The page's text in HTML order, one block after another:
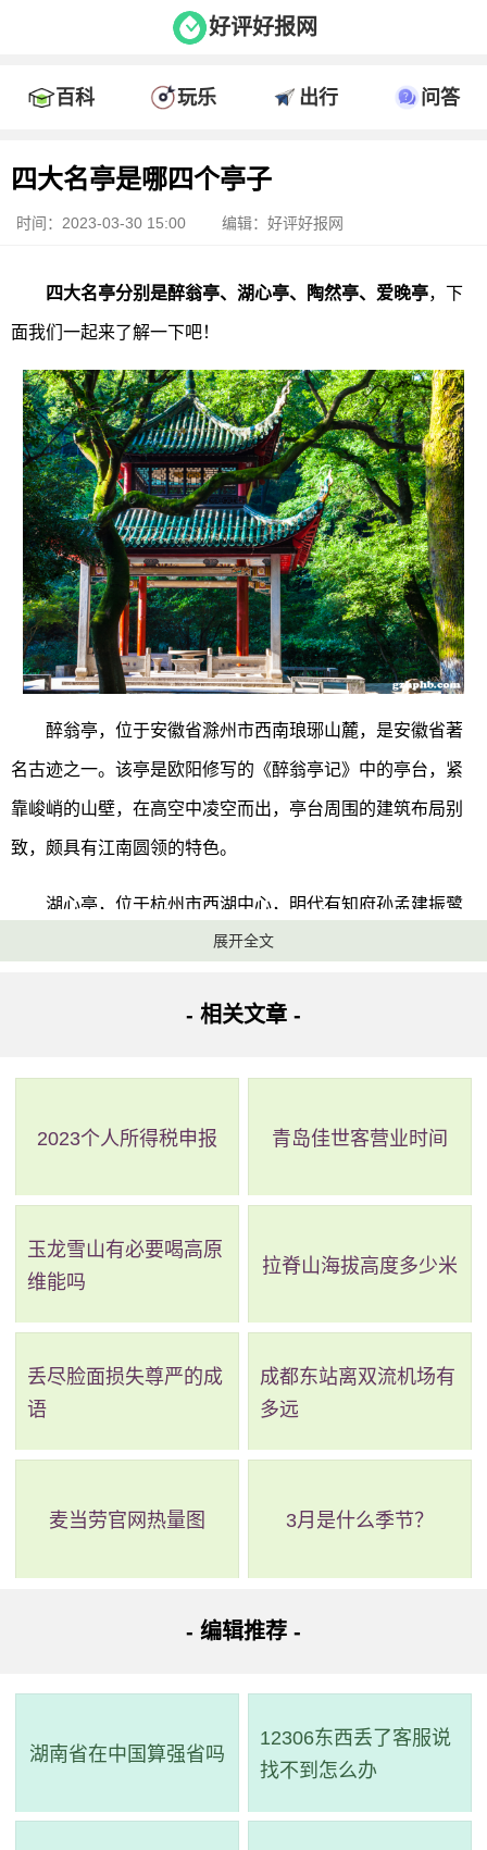
好评好报网
百科 玩乐 出行 问答
四大名亭是哪四个亭子
时间：2023-03-30 15:00 编辑：好评好报网
四大名亭分别是醉翁亭、湖心亭、陶然亭、爱晚亭，下
面我们一起来了解一下吧！
醉翁亭，位于安徽省滁州市西南琅琊山麓，是安徽省著
名古迹之一。该亭是欧阳修写的《醉翁亭记》中的亭台，紧
靠峻峭的山壁，在高空中凌空而出，亭台周围的建筑布局别
致，颇具有江南圆领的特色。
湖心亭，位于杭州市西湖中心，明代有知府孙孟建振鹭
亭，后改清喜阁，是湖心亭的前身。在亭上可以将湖面上的
中，被称为“湖心平眺”。
陶然亭，位于北京是南二环陶然桥西北侧，是中国建国
园、慈悲庵、黑龙潭、天倪阁、蒹葭簃等。
爱晚亭，位于湖南省岳麓书院后的青枫峡小山上，是清
乾隆五十七年（公元一七九二年）山长罗典所建。原名为红
叶亭、爱枫亭，后来由唐代诗人杜牧《山行》改名为爱晚
亭，取自“停车坐爱枫林晚，霜叶红于二月花。”
展开全文
- 相关文章 -
2023个人所得税申报 青岛佳世客营业时间
玉龙雪山有必要喝高原
维能吗
拉脊山海拔高度多少米
丢尽脸面损失尊严的成
语
成都东站离双流机场有
多远
麦当劳官网热量图 3月是什么季节？
- 编辑推荐 -
湖南省在中国算强省吗
12306东西丢了客服说
找不到怎么办